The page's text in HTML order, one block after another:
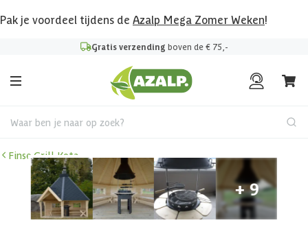
Pak je voordeel tijdens de Azalp Mega Zomer Weken!
Gratis verzending boven de € 75,-
Waar ben je naar op zoek?
Finse Grill Kota